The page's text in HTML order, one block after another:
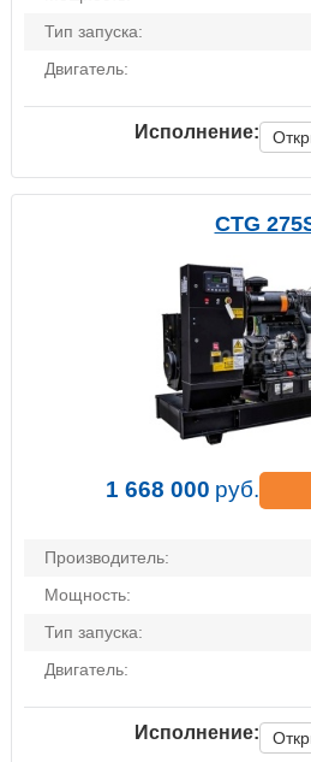
Тип запуска:
Двигатель:
Исполнение:
CTG
1 668 000 руб.
Производитель:
Мощность:
Тип запуска:
Двигатель:
Исполнение: